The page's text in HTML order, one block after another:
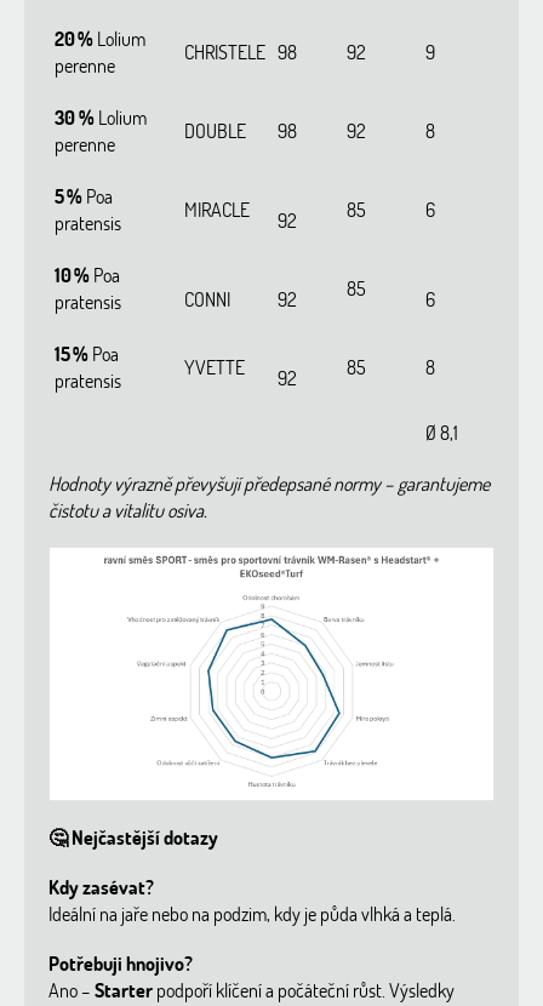
20 %Lolium
perenne
CHRISTELE 98 92 9
30 %Lolium
perenne
DOUBLE 98 92 8
5 %Poa
pratensis
MIRACLE 92 85 6
10 %Poa
pratensis
CONNI 92 85 6
15 %Poa
pratensis
YVETTE 92 85 8
Ø 8,1
Hodnoty výrazně převyšují předepsané normy – garantujeme
čistotu a vitalitu osiva.
🤔Nejčastější dotazy
Kdy zasévat?
Ideální na jaře nebo na podzim, kdy je půda vlhká a teplá.
Potřebuji hnojivo?
Ano –Starterpodpoří klíčení a počáteční růst. Výsledky